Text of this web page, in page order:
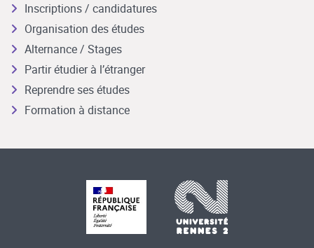
Inscriptions / candidatures
Organisation des études
Alternance / Stages
Partir étudier à l’étranger
Reprendre ses études
Formation à distance